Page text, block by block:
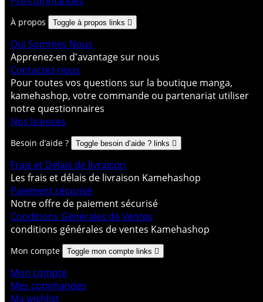
À propos Toggle à propos links 
Qui Sommes Nous
Apprenez-en d'avantage sur nous
Contactez-nous
Pour toutes vos questions sur la boutique manga,
kamehashop, votre commande ou partenariat utiliser
notre questionnaires
Nos licences
Besoin d’aide ? Toggle besoin d’aide ? links 
Frais et Delais de livraison
Les frais et délais de livraison Kamehashop
Paiement sécurisé
Notre offre de paiement sécurisé
Conditions Générales de Ventes
conditions générales de ventes Kamehashop
Mon compte Toggle mon compte links 
Mon compte
Mes commandes
Ma wishlist